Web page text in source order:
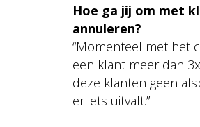
Hoe ga jij om met
annuleren?
“Momenteel met het
een klant meer dan
deze klanten geen
er iets uitvalt.”